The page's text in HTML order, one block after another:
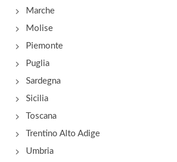
Marche
Molise
Piemonte
Puglia
Sardegna
Sicilia
Toscana
Trentino Alto Adige
Umbria